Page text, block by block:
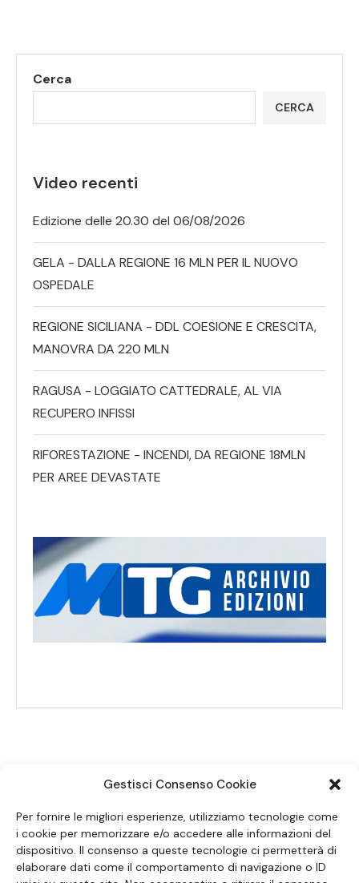
Gestisci Consenso Cookie
Per fornire le migliori esperienze, utilizziamo tecnologie come
i cookie per memorizzare e/o accedere alle informazioni del
dispositivo. Il consenso a queste tecnologie ci permetterà di
elaborare dati come il comportamento di navigazione o ID
Cerca
CERCA
Video recenti
Edizione delle 20.30 del 06/08/2026
GELA - DALLA REGIONE 16 MLN PER IL NUOVO
OSPEDALE
REGIONE SICILIANA - DDL COESIONE E CRESCITA,
MANOVRA DA 220 MLN
RAGUSA - LOGGIATO CATTEDRALE, AL VIA
RECUPERO INFISSI
RIFORESTAZIONE - INCENDI, DA REGIONE 18MLN
PER AREE DEVASTATE
SEGUICI SUI SOCIAL